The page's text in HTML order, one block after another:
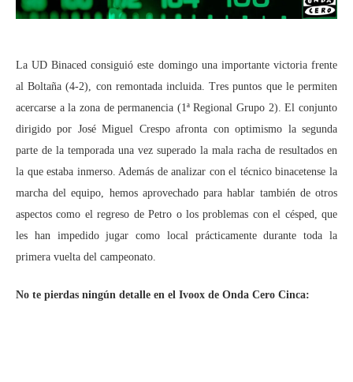
La UD Binaced consiguió este domingo una importante victoria frente
al Boltaña (4-2), con remontada incluida. Tres puntos que le permiten
acercarse a la zona de permanencia (1ª Regional Grupo 2). El conjunto
dirigido por José Miguel Crespo afronta con optimismo la segunda
parte de la temporada una vez superado la mala racha de resultados en
la que estaba inmerso. Además de analizar con el técnico binacetense la
marcha del equipo, hemos aprovechado para hablar también de otros
aspectos como el regreso de Petro o los problemas con el césped, que
les han impedido jugar como local prácticamente durante toda la
primera vuelta del campeonato.
No te pierdas ningún detalle en el Ivoox de Onda Cero Cinca: